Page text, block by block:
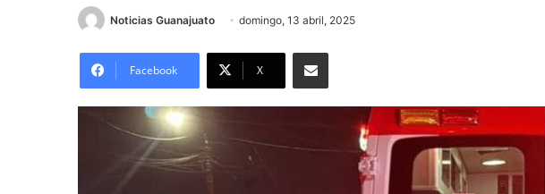
Noticias Guanajuato domingo, 13 abril, 2025
Facebook X